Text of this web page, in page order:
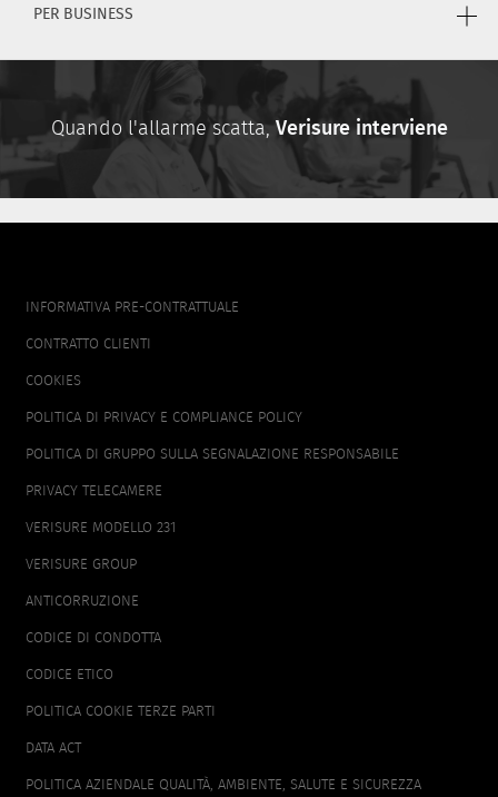
PER BUSINESS
Quando l'allarme scatta,Verisure interviene
FOOTER
INFORMATIVA PRE-CONTRATTUALE
CONTRATTO CLIENTI
COOKIES
POLITICA DI PRIVACY E COMPLIANCE POLICY
POLITICA DI GRUPPO SULLA SEGNALAZIONE RESPONSABILE
PRIVACY TELECAMERE
VERISURE MODELLO 231
VERISURE GROUP
ANTICORRUZIONE
CODICE DI CONDOTTA
CODICE ETICO
POLITICA COOKIE TERZE PARTI
DATA ACT
POLITICA AZIENDALE QUALITÀ, AMBIENTE, SALUTE E SICUREZZA